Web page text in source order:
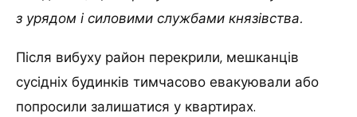
з урядом і силовими службами князівства.
Після вибуху район перекрили, мешканців
сусідніх будинків тимчасово евакуювали або
попросили залишатися у квартирах.